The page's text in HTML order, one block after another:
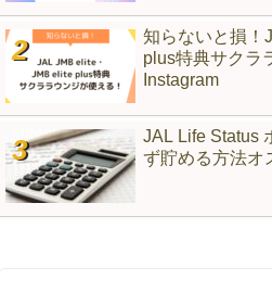
知らないと損！
plus特典サクラ
Instagram
JAL Life Status
ず貯める方法オ